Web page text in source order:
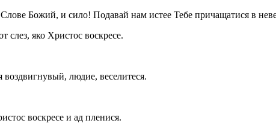
Божий, и сило! Подавай нам истее Тебе причащатися в
слез, яко Христос воскресе.
людие, веселитеся.
воскресе и ад пленися.